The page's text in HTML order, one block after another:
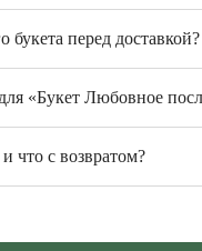
букета перед доставкой?
«Букет Любовное
что с возвратом?